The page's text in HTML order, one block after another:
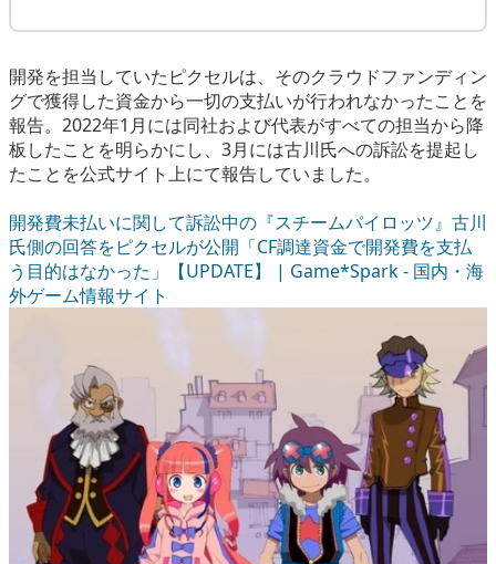
開発を担当していたピクセルは、そのクラウドファンディン
グで獲得した資金から一切の支払いが行われなかったことを
報告。2022年1月には同社および代表がすべての担当から降
板したことを明らかにし、3月には古川氏への訴訟を提起し
たことを公式サイト上にて報告していました。
開発費未払いに関して訴訟中の『スチームパイロッツ』古川
氏側の回答をピクセルが公開「CF調達資金で開発費を支払
う目的はなかった」【UPDATE】 | Game*Spark - 国内・海
外ゲーム情報サイト